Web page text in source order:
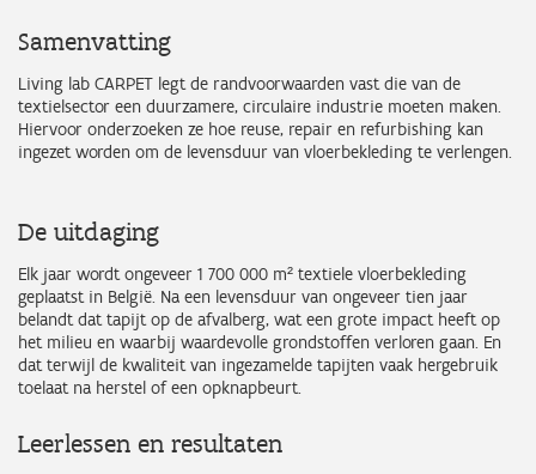
Samenvatting
Living lab CARPET legt de randvoorwaarden vast die van de
textielsector een duurzamere, circulaire industrie moeten maken.
Hiervoor onderzoeken ze hoe reuse, repair en refurbishing kan
ingezet worden om de levensduur van vloerbekleding te verlengen.
De uitdaging
Elk jaar wordt ongeveer 1 700 000 m² textiele vloerbekleding
geplaatst in België. Na een levensduur van ongeveer tien jaar
belandt dat tapijt op de afvalberg, wat een grote impact heeft op
het milieu en waarbij waardevolle grondstoffen verloren gaan. En
dat terwijl de kwaliteit van ingezamelde tapijten vaak hergebruik
toelaat na herstel of een opknapbeurt.
Leerlessen en resultaten